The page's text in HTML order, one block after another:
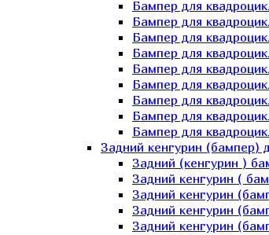
Бампер для
Бампер для
Бампер для
Бампер для
Бампер для
Бампер для
Бампер для
Бампер для
Бампер для
Задний кенгурин (бампер)
Задний (кенгурин )
Задний кенгурин (
Задний кенгурин
Задний кенгурин
Задний кенгурин